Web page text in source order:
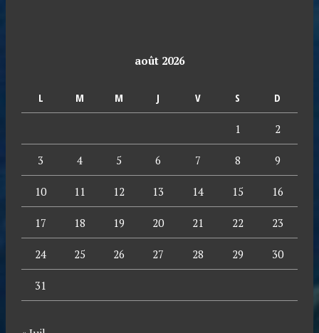
août 2026
L M M J V S D
1 2
3 4 5 6 7 8 9
10 11 12 13 14 15 16
17 18 19 20 21 22 23
24 25 26 27 28 29 30
31